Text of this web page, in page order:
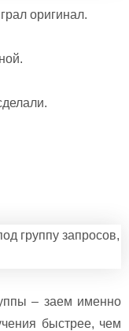
оригинал.
– заем именно
быстрее, чем